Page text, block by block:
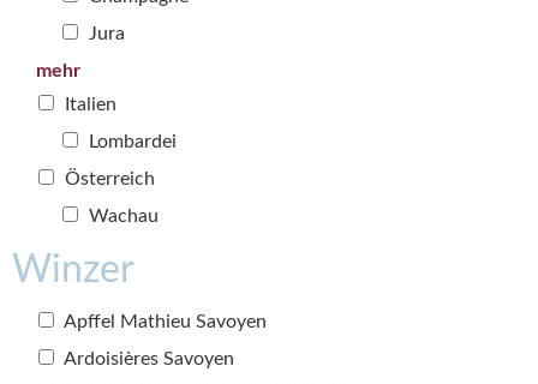
Jura
mehr
Italien
Lombardei
Österreich
Wachau
Winzer
Apffel Mathieu Savoyen
Ardoisières Savoyen